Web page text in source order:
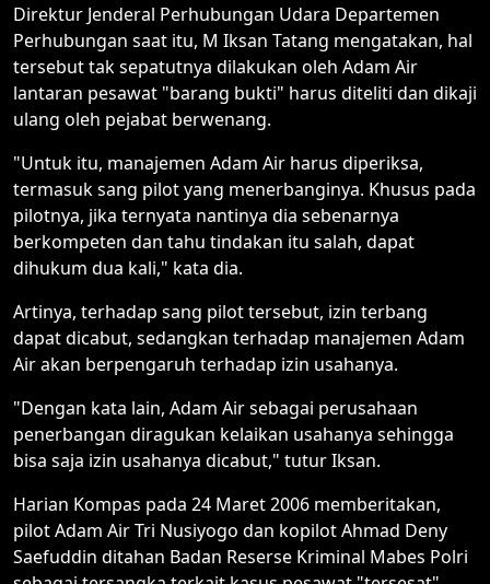
Direktur Jenderal Perhubungan Udara Departemen
Perhubungan saat itu, M Iksan Tatang mengatakan, hal
tersebut tak sepatutnya dilakukan oleh Adam Air
lantaran pesawat "barang bukti" harus diteliti dan dikaji
ulang oleh pejabat berwenang.
"Untuk itu, manajemen Adam Air harus diperiksa,
termasuk sang pilot yang menerbanginya. Khusus pada
pilotnya, jika ternyata nantinya dia sebenarnya
berkompeten dan tahu tindakan itu salah, dapat
dihukum dua kali," kata dia.
Artinya, terhadap sang pilot tersebut, izin terbang
dapat dicabut, sedangkan terhadap manajemen Adam
Air akan berpengaruh terhadap izin usahanya.
"Dengan kata lain, Adam Air sebagai perusahaan
penerbangan diragukan kelaikan usahanya sehingga
bisa saja izin usahanya dicabut," tutur Iksan.
Harian Kompas pada 24 Maret 2006 memberitakan,
pilot Adam Air Tri Nusiyogo dan kopilot Ahmad Deny
Saefuddin ditahan Badan Reserse Kriminal Mabes Polri